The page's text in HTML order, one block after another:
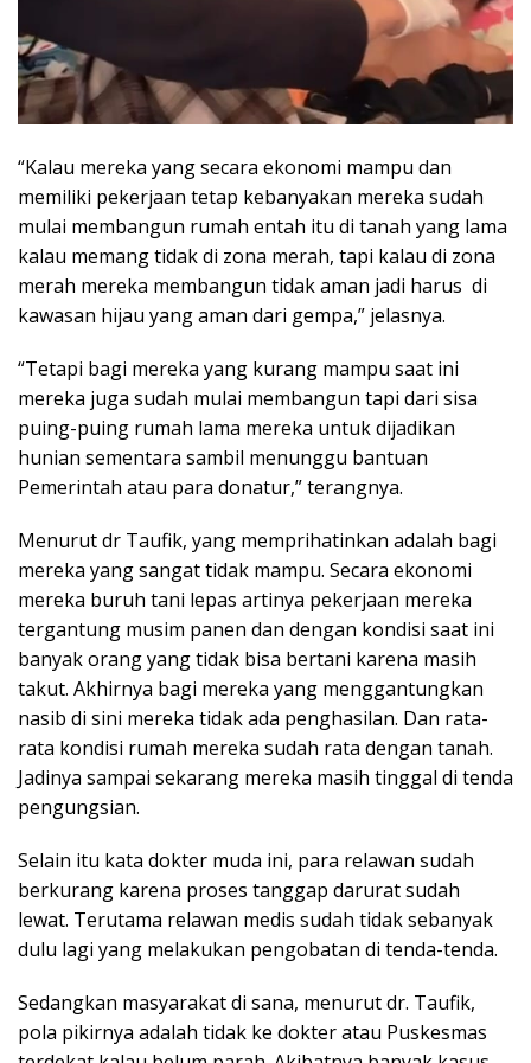
“Kalau mereka yang secara ekonomi mampu dan
memiliki pekerjaan tetap kebanyakan mereka sudah
mulai membangun rumah entah itu di tanah yang lama
kalau memang tidak di zona merah, tapi kalau di zona
merah mereka membangun tidak aman jadi harus di
kawasan hijau yang aman dari gempa,” jelasnya.
“Tetapi bagi mereka yang kurang mampu saat ini
mereka juga sudah mulai membangun tapi dari sisa
puing-puing rumah lama mereka untuk dijadikan
hunian sementara sambil menunggu bantuan
Pemerintah atau para donatur,” terangnya.
Menurut dr Taufik, yang memprihatinkan adalah bagi
mereka yang sangat tidak mampu. Secara ekonomi
mereka buruh tani lepas artinya pekerjaan mereka
tergantung musim panen dan dengan kondisi saat ini
banyak orang yang tidak bisa bertani karena masih
takut. Akhirnya bagi mereka yang menggantungkan
nasib di sini mereka tidak ada penghasilan. Dan rata-
rata kondisi rumah mereka sudah rata dengan tanah.
Jadinya sampai sekarang mereka masih tinggal di tenda
pengungsian.
Selain itu kata dokter muda ini, para relawan sudah
berkurang karena proses tanggap darurat sudah
lewat. Terutama relawan medis sudah tidak sebanyak
dulu lagi yang melakukan pengobatan di tenda-tenda.
Sedangkan masyarakat di sana, menurut dr. Taufik,
pola pikirnya adalah tidak ke dokter atau Puskesmas